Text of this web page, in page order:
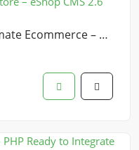
Source Code MulteCart Ultimate Ecommerce – Digital Multivendor Marketplace Online Store – eShop CMS 2.6